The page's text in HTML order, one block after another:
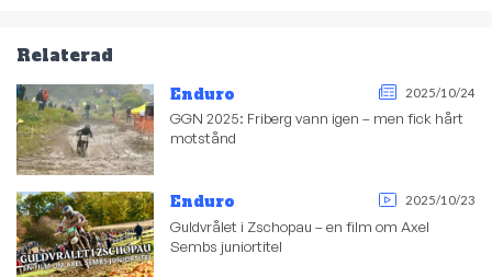
Relaterad
Enduro 2025/10/24
GGN 2025: Friberg vann igen – men fick hårt
motstånd
Enduro 2025/10/23
Guldvrålet i Zschopau – en film om Axel
Sembs juniortitel